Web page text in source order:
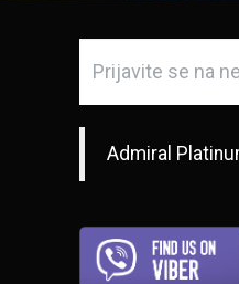
Admiral